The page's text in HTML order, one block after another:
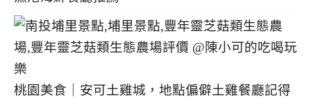
桃園美食｜安可土雞城，地點偏僻土雞餐廳記得